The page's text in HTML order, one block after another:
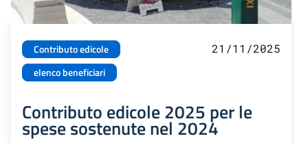
Contributo edicole
elenco beneficiari
21/11/2025
Contributo edicole 2025 per le
spese sostenute nel 2024